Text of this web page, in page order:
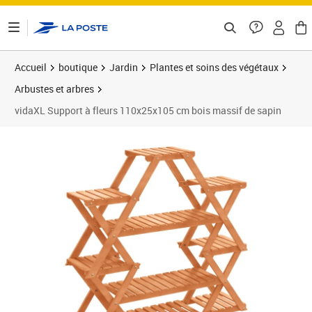
Accueil boutique Jardin
Plantes et soins des végétaux
Arbustes et arbres
vidaXL Support à fleurs 110x25x105 cm bois massif de sapin